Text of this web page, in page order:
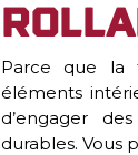
Parce que la
éléments
d’engager
durables. Vous